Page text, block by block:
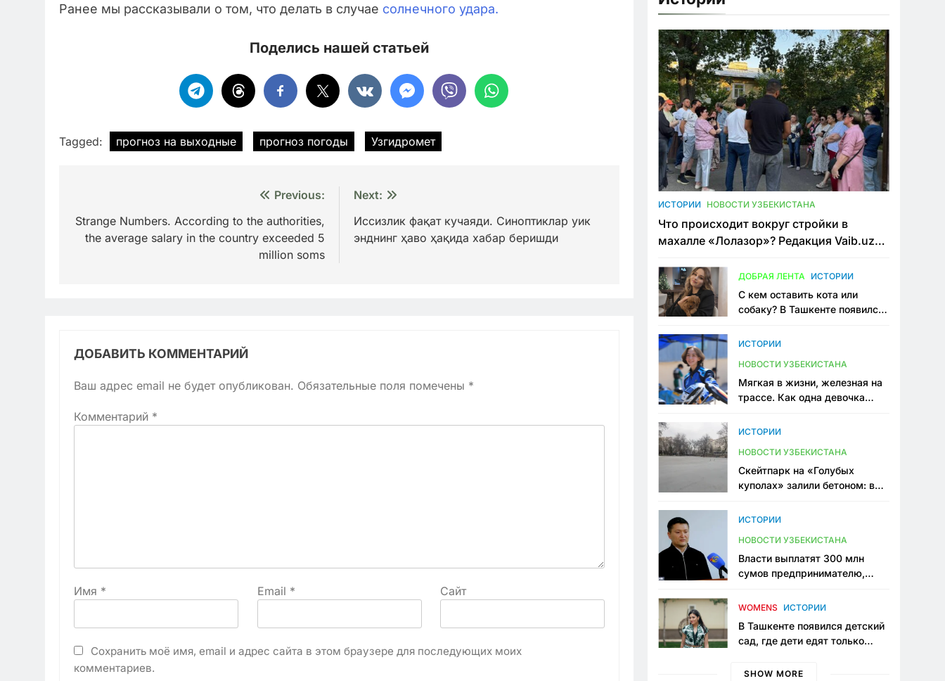
Ранее мы рассказывали о том, что делать в случае солнечного удара.
Поделись нашей статьей
Tagged: прогноз на выходные прогноз погоды Узгидромет
по
записям
Previous:
Strange Numbers. According to the authorities,
the average salary in the country exceeded 5
million soms
Next:
Иссизлик фақат кучаяди. Синоптиклар уик
энднинг ҳаво ҳақида хабар беришди
ДОБАВИТЬ КОММЕНТАРИЙ
Ваш адрес email не будет опубликован. Обязательные поля помечены *
Комментарий *
Имя * Email * Сайт
Сохранить моё имя, email и адрес сайта в этом браузере для последующих моих
комментариев.
ИСТОРИИ НОВОСТИ УЗБЕКИСТАНА
Что происходит вокруг стройки в
махалле «Лолазор»? Редакция Vaib.uz
конфликта
ДОБРАЯ ЛЕНТА ИСТОРИИ
С кем оставить кота или
собаку? В Ташкенте появился
ИСТОРИИ
НОВОСТИ УЗБЕКИСТАНА
Мягкая в жизни, железная на
трассе. Как одна девочка
Узбекистане
ИСТОРИИ
НОВОСТИ УЗБЕКИСТАНА
Скейтпарк на «Голубых
куполах» залили бетоном: в
одно общественное
ИСТОРИИ
НОВОСТИ УЗБЕКИСТАНА
Власти выплатят 300 млн
сумов предпринимателю,
тюрьме по незаконному
WOMENS ИСТОРИИ
В Ташкенте появился детский
сад, где дети едят только
мама, которая устала просить
SHOW MORE